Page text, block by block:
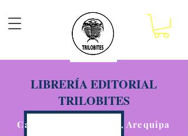
LIBRERÍA EDITORIAL
TRILOBITES
Calle San Agustín 201, Arequipa